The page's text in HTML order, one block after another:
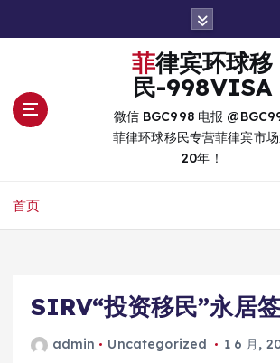
菲律宾环球移
民-998VISA
微信 BGC998 电报
菲律环球移民专营菲律宾市
20年！
首页
SIRV“投资移民”永居
admin Uncategorized 1 6 月,